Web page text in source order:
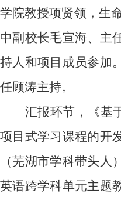
学院教授项贤领，生
中副校长毛宣海、主
持人和项目成员参加
任顾涛主持。
汇报环节，《基
项目式学习课程的开
（芜湖市学科带头人
英语跨学科单元主题